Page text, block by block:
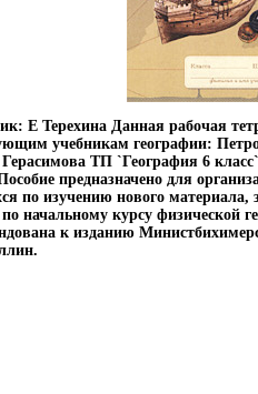
Е Терехина Данная рабочая
учебникам географии:
Герасимова ТП `География 6
предназначено для
по изучению нового
начальному курсу физической
к изданию